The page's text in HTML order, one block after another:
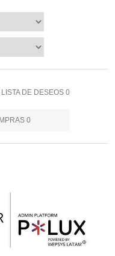
LISTA DE DESEOS 0
0